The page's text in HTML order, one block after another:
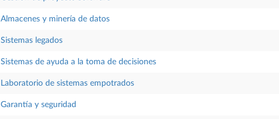
Almacenes y minería de datos
Sistemas legados
Sistemas de ayuda a la toma de decisiones
Laboratorio de sistemas empotrados
Garantía y seguridad